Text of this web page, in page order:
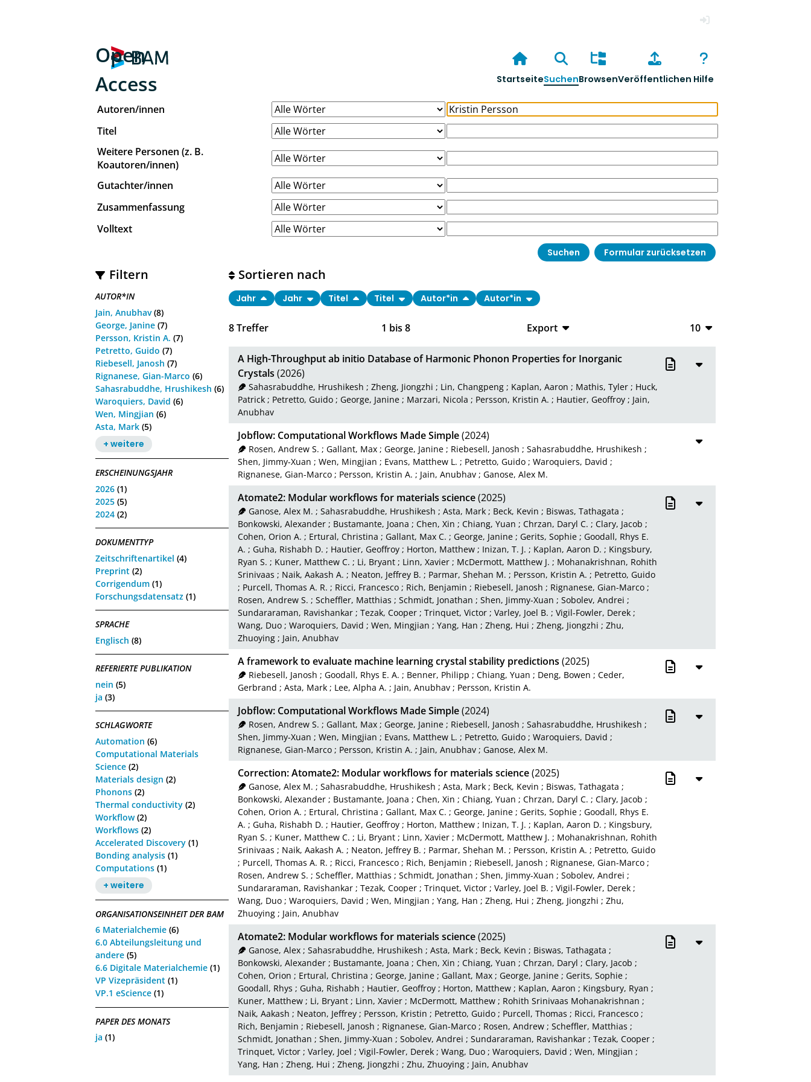
Open
Access
StartseiteSuchenBrowsenVeröffentlichen Hilfe
Autoren/innen
Titel
Weitere Personen (z. B.
Koautoren/innen)
Gutachter/innen
Zusammenfassung
Volltext
Filtern
AUTOR*IN
Jain, Anubhav(8)
George, Janine (7)
Persson, Kristin A. (7)
Petretto, Guido (7)
Riebesell, Janosh (7)
Rignanese, Gian-Marco (6)
Sahasrabuddhe, Hrushikesh (6)
Waroquiers, David (6)
Wen, Mingjian (6)
Asta, Mark (5)
+ weitere
ERSCHEINUNGSJAHR
2026 (1)
2025 (5)
2024 (2)
DOKUMENTTYP
Zeitschriftenartikel (4)
Preprint (2)
Corrigendum (1)
Forschungsdatensatz (1)
SPRACHE
Englisch (8)
REFERIERTE PUBLIKATION
nein (5)
ja (3)
SCHLAGWORTE
Automation (6)
Computational Materials
Science (2)
Materials design (2)
Phonons (2)
Thermal conductivity (2)
Workflow(2)
Workflows (2)
Accelerated Discovery (1)
Bonding analysis (1)
Computations (1)
+ weitere
ORGANISATIONSEINHEIT DER BAM
6 Materialchemie (6)
6.0 Abteilungsleitung und
andere (5)
6.6 Digitale Materialchemie (1)
VP Vizepräsident (1)
VP.1 eScience (1)
PAPER DES MONATS
ja (1)
8Treffer 1 bis 8
Export
CSV
XML
10
10
20
Sortieren nach
Jahr Jahr Titel Titel Autor*in Autor*in
A High-Throughput ab initio Database of Harmonic Phonon Properties for Inorganic
Crystals (2026)
Sahasrabuddhe, Hrushikesh ;Zheng, Jiongzhi ; Lin, Changpeng ; Kaplan, Aaron ; Mathis, Tyler ; Huck,
Patrick; Petretto, Guido; George, Janine; Marzari, Nicola ; Persson, Kristin A. ; Hautier, Geoffroy; Jain,
Anubhav
Jobflow: Computational Workflows Made Simple(2024)
Rosen, Andrew S. ;Gallant, Max ;George, Janine ; Riebesell, Janosh ;Sahasrabuddhe, Hrushikesh ;
Shen, Jimmy-Xuan ; Wen, Mingjian ; Evans, Matthew L. ; Petretto, Guido; Waroquiers, David ;
Rignanese, Gian-Marco; Persson, Kristin A. ; Jain, Anubhav; Ganose, Alex M.
Atomate2: Modular workflows for materials science(2025)
Ganose, Alex M. ;Sahasrabuddhe, Hrushikesh ;Asta, Mark ; Beck, Kevin ; Biswas, Tathagata ;
Bonkowski, Alexander; Bustamante, Joana ; Chen, Xin ; Chiang, Yuan ; Chrzan, Daryl C. ; Clary, Jacob ;
Cohen, Orion A. ; Ertural, Christina ; Gallant, Max C. ; George, Janine; Gerits, Sophie; Goodall, Rhys E.
A. ; Guha, Rishabh D. ; Hautier, Geoffroy; Horton, Matthew; Inizan, T. J. ; Kaplan, Aaron D. ; Kingsbury,
Ryan S. ; Kuner, Matthew C. ; Li, Bryant; Linn, Xavier; McDermott, Matthew J. ; Mohanakrishnan, Rohith
Srinivaas ; Naik, Aakash A. ; Neaton, Jeffrey B. ; Parmar, Shehan M. ; Persson, Kristin A. ; Petretto, Guido
; Purcell, Thomas A. R. ; Ricci, Francesco; Rich, Benjamin ; Riebesell, Janosh ; Rignanese, Gian-Marco;
Rosen, Andrew S. ; Scheffler, Matthias ; Schmidt, Jonathan ; Shen, Jimmy-Xuan ; Sobolev, Andrei ;
Sundararaman, Ravishankar; Tezak, Cooper; Trinquet, Victor; Varley, Joel B. ; Vigil-Fowler, Derek;
Wang, Duo; Waroquiers, David ; Wen, Mingjian ; Yang, Han ; Zheng, Hui ; Zheng, Jiongzhi ; Zhu,
Zhuoying; Jain, Anubhav
A framework to evaluate machine learning crystal stability predictions (2025)
Riebesell, Janosh ;Goodall, Rhys E. A. ; Benner, Philipp ;Chiang, Yuan ; Deng, Bowen ;Ceder,
Gerbrand ; Asta, Mark; Lee, Alpha A. ; Jain, Anubhav; Persson, Kristin A.
Jobflow: Computational Workflows Made Simple(2024)
Rosen, Andrew S. ; Gallant, Max ; George, Janine ; Riebesell, Janosh ;Sahasrabuddhe, Hrushikesh ;
Shen, Jimmy-Xuan ; Wen, Mingjian ; Evans, Matthew L. ; Petretto, Guido; Waroquiers, David ;
Rignanese, Gian-Marco; Persson, Kristin A. ; Jain, Anubhav; Ganose, Alex M.
Correction: Atomate2: Modular workflows for materials science(2025)
Ganose, Alex M. ;Sahasrabuddhe, Hrushikesh ;Asta, Mark ; Beck, Kevin ; Biswas, Tathagata ;
Bonkowski, Alexander; Bustamante, Joana ; Chen, Xin ; Chiang, Yuan ; Chrzan, Daryl C. ; Clary, Jacob ;
Cohen, Orion A. ; Ertural, Christina ; Gallant, Max C. ; George, Janine; Gerits, Sophie; Goodall, Rhys E.
A. ; Guha, Rishabh D. ; Hautier, Geoffroy; Horton, Matthew; Inizan, T. J. ; Kaplan, Aaron D. ; Kingsbury,
Ryan S. ; Kuner, Matthew C. ; Li, Bryant; Linn, Xavier; McDermott, Matthew J. ; Mohanakrishnan, Rohith
Srinivaas ; Naik, Aakash A. ; Neaton, Jeffrey B. ; Parmar, Shehan M. ; Persson, Kristin A. ; Petretto, Guido
; Purcell, Thomas A. R. ; Ricci, Francesco; Rich, Benjamin ; Riebesell, Janosh ; Rignanese, Gian-Marco;
Rosen, Andrew S. ; Scheffler, Matthias ; Schmidt, Jonathan ; Shen, Jimmy-Xuan ; Sobolev, Andrei ;
Sundararaman, Ravishankar; Tezak, Cooper; Trinquet, Victor; Varley, Joel B. ; Vigil-Fowler, Derek;
Wang, Duo; Waroquiers, David ; Wen, Mingjian ; Yang, Han ; Zheng, Hui ; Zheng, Jiongzhi ; Zhu,
Zhuoying; Jain, Anubhav
Atomate2: Modular workflows for materials science(2025)
Ganose, Alex ;Sahasrabuddhe, Hrushikesh ;Asta, Mark ; Beck, Kevin ; Biswas, Tathagata ;
Bonkowski, Alexander; Bustamante, Joana ; Chen, Xin ; Chiang, Yuan ; Chrzan, Daryl ; Clary, Jacob ;
Cohen, Orion ; Ertural, Christina ; George, Janine; Gallant, Max; George, Janine; Gerits, Sophie;
Goodall, Rhys ; Guha, Rishabh ; Hautier, Geoffroy; Horton, Matthew; Kaplan, Aaron ; Kingsbury, Ryan ;
Kuner, Matthew; Li, Bryant; Linn, Xavier; McDermott, Matthew; Rohith Srinivaas Mohanakrishnan ;
Naik, Aakash ; Neaton, Jeffrey; Persson, Kristin ; Petretto, Guido; Purcell, Thomas ; Ricci, Francesco;
Rich, Benjamin ; Riebesell, Janosh ; Rignanese, Gian-Marco; Rosen, Andrew; Scheffler, Matthias ;
Schmidt, Jonathan ; Shen, Jimmy-Xuan ; Sobolev, Andrei ; Sundararaman, Ravishankar; Tezak, Cooper;
Trinquet, Victor; Varley, Joel ; Vigil-Fowler, Derek; Wang, Duo; Waroquiers, David ; Wen, Mingjian ;
Yang, Han ; Zheng, Hui ; Zheng, Jiongzhi ; Zhu, Zhuoying; Jain, Anubhav